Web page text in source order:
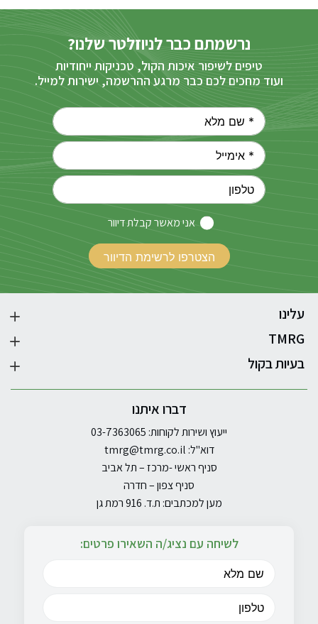
נרשמתם כבר לניוזלטר שלנו?
טיפים לשיפור איכות הקול, טכניקות ייחודיות
ועוד מחכים לכם כבר מרגע ההרשמה, ישירות למייל.
אני מאשר קבלת דיוור
עלינו
TMRG
בעיות בקול
דברו איתנו
ייעוץ ושירות לקוחות: 03-7363065
דוא"ל: tmrg@tmrg.co.il
סניף ראשי -מרכז – תל אביב
סניף צפון – חדרה
מען למכתבים: ת.ד. 916 רמת גן
לשיחה עם נציג/ה השאירו פרטים: